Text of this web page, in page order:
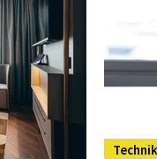
Technik